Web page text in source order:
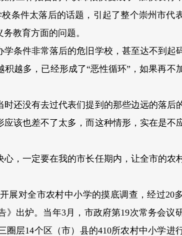
条件太落后的话题，引起了整个崇州市代
教育方面的问题。
条件非常落后的危旧学校，甚至达不到起
越多，已经形成了“恶性循环”，如果再不
还没有去过代表们提到的那些边远的落后
该也差不了太多，而这种情形，实在是不
，一定要在我的市长任期内，让全市的农
展对全市农村中小学的摸底调查，经过20
出炉。当年3月，市政府第19次常务会议
层14个区（市）县的410所农村中小学进